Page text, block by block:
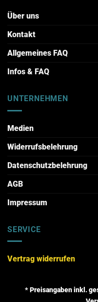
Über uns
Kontakt
Allgemeines FAQ
Infos & FAQ
UNTERNEHMEN
Medien
Widerrufsbelehrung
Datenschutzbelehrung
AGB
Impressum
SERVICE
Vertrag widerrufen
* Preisangaben inkl.